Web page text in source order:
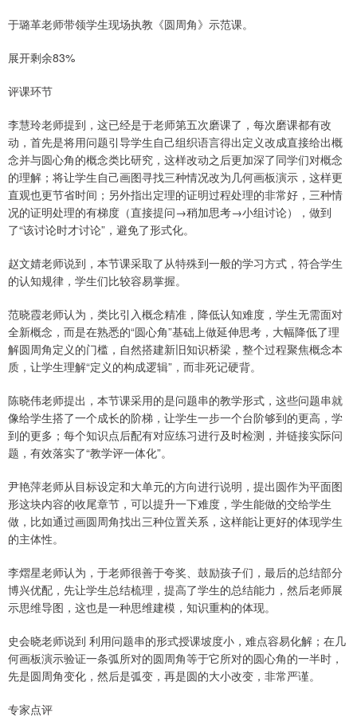
于璐革老师带领学生现场执教《圆周角》示范课。
展开剩余83%
评课环节
李慧玲老师提到，这已经是于老师第五次磨课了，每次磨课都有改
动，首先是将用问题引导学生自己组织语言得出定义改成直接给出概
念并与圆心角的概念类比研究，这样改动之后更加深了同学们对概念
的理解；将让学生自己画图寻找三种情况改为几何画板演示，这样更
直观也更节省时间；另外指出定理的证明过程处理的非常好，三种情
况的证明处理的有梯度（直接提问→稍加思考→小组讨论），做到
了“该讨论时才讨论”，避免了形式化。
赵文婧老师说到，本节课采取了从特殊到一般的学习方式，符合学生
的认知规律，学生们比较容易掌握。
范晓霞老师认为，类比引入概念精准，降低认知难度，学生无需面对
全新概念，而是在熟悉的“圆心角”基础上做延伸思考，大幅降低了理
解圆周角定义的门槛，自然搭建新旧知识桥梁，整个过程聚焦概念本
质，让学生理解“定义的构成逻辑”，而非死记硬背。
陈晓伟老师提出，本节课采用的是问题串的教学形式，这些问题串就
像给学生搭了一个成长的阶梯，让学生一步一个台阶够到的更高，学
到的更多；每个知识点后配有对应练习进行及时检测，并链接实际问
题，有效落实了“教学评一体化”。
尹艳萍老师从目标设定和大单元的方向进行说明，提出圆作为平面图
形这块内容的收尾章节，可以提升一下难度，学生能做的交给学生
做，比如通过画圆周角找出三种位置关系，这样能让更好的体现学生
的主体性。
李熠星老师认为，于老师很善于夸奖、鼓励孩子们，最后的总结部分
博兴优配，先让学生总结梳理，提高了学生的总结能力，然后老师展
示思维导图，这也是一种思维建模，知识重构的体现。
史会晓老师说到 利用问题串的形式授课坡度小，难点容易化解；在几
何画板演示验证一条弧所对的圆周角等于它所对的圆心角的一半时，
先是圆周角变化，然后是弧变，再是圆的大小改变，非常严谨。
专家点评